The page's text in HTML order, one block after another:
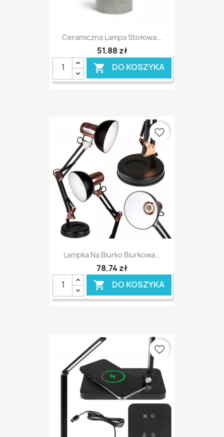
Ceramiczna Lampa Stołowa...
51,88 zł
 DO KOSZYKA
Lampka Na Biurko Biurkowa...
78,74 zł
 DO KOSZYKA
favorite_border
favorite_border